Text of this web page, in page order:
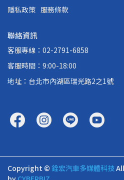
隱私政策 服務條款
聯絡資訊
客服專線：02-2791-6858
客服時間：9:00-18:00
地址：台北市內湖區瑞光路2之1號
Copyright © 銓宏汽車多媒體科技